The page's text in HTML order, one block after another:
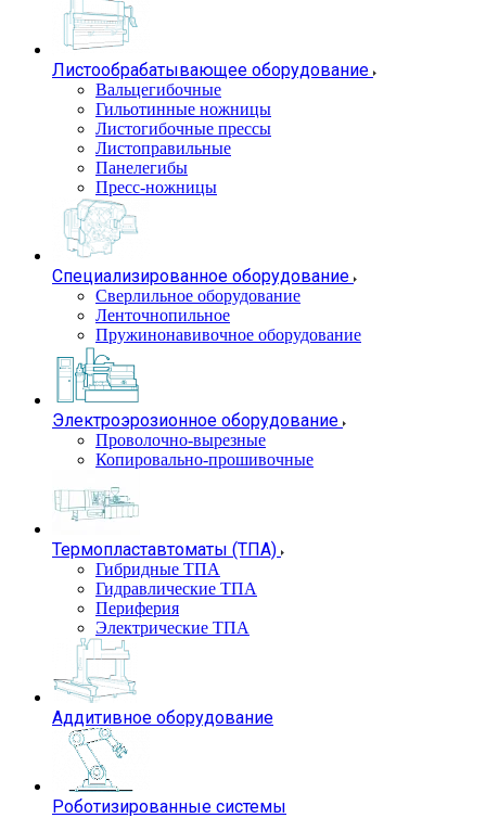
Листообрабатывающее оборудование
Вальцегибочные
Гильотинные ножницы
Листогибочные прессы
Листоправильные
Панелегибы
Пресс-ножницы
Специализированное оборудование
Сверлильное оборудование
Ленточнопильное
Пружинонавивочное оборудование
Электроэрозионное оборудование
Проволочно-вырезные
Копировально-прошивочные
Термопластавтоматы (ТПА)
Гибридные ТПА
Гидравлические ТПА
Периферия
Электрические ТПА
Аддитивное оборудование
Роботизированные системы